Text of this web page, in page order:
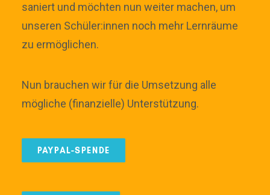
saniert und möchten nun weiter machen, um
unseren Schüler:innen noch mehr Lernräume
zu ermöglichen.
Nun brauchen wir für die Umsetzung alle
mögliche (finanzielle) Unterstützung.
PAYPAL-SPENDE